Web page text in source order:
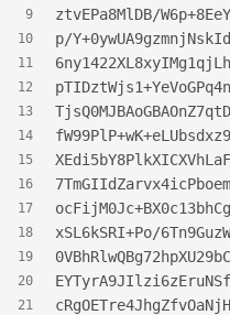
9
10
11
12
13
14
15
16
17
18
19
20
21
ztvEPa8MlDB/
p/
xSL6kSRI+Po/